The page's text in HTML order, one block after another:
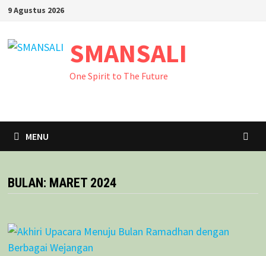
Skip
content
9 Agustus 2026
SMANSALI
One Spirit to The Future
MENU
BULAN: MARET 2024